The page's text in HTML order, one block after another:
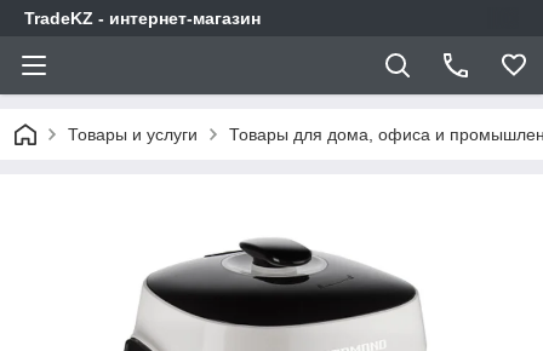
TradeKZ - интернет-магазин
Товары и услуги Товары для дома, офиса и